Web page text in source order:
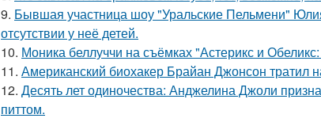
9. Бывшая участница шоу "Уральские Пельмени"
отсутствии у неё детей.
10. Моника беллуччи на съёмках "Астерикс и
11. Американский биохакер Брайан Джонсон тратил
12. Десять лет одиночества: Анджелина Джоли
питтом.